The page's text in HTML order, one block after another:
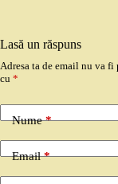
Lasă un răspuns
Adresa ta de email nu va fi
cu *
Nume*
Email*